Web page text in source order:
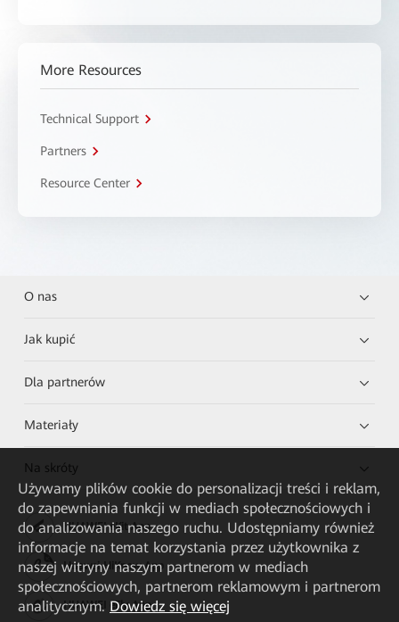
More Resources
Technical Support
Partners
Resource Center
O nas
Jak kupić
Dla partnerów
Materiały
Na skróty
HUAWEI eKit App
Huawei HiKnow App
HUAWEI eFly App
Używamy plików cookie do personalizacji treści i reklam,
do zapewniania funkcji w mediach społecznościowych i
do analizowania naszego ruchu. Udostępniamy również
informacje na temat korzystania przez użytkownika z
naszej witryny naszym partnerom w mediach
społecznościowych, partnerom reklamowym i partnerom
analitycznym. Dowiedz się więcej